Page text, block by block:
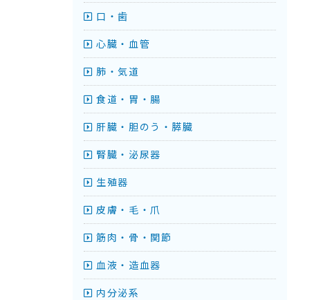
口・歯
心臓・血管
肺・気道
食道・胃・腸
肝臓・胆のう・膵臓
腎臓・泌尿器
生殖器
皮膚・毛・爪
筋肉・骨・関節
血液・造血器
内分泌系